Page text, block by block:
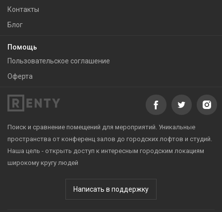
Контакты
Блог
Помощь
Пользовательское соглашение
Оферта
Поиск и сравнение помещений для мероприятий. Уникальные
пространства от конференц залов до городских лофтов и студий.
Наша цель - открыть доступ к интересным городским локациям
широкому кругу людей
Написать в поддержку